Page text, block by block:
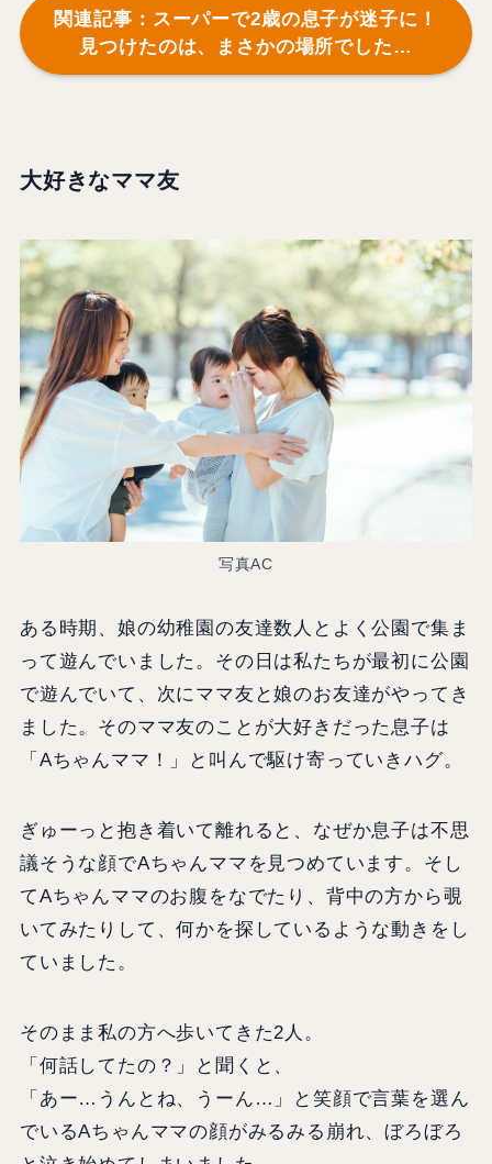
関連記事：スーパーで2歳の息子が迷子に！
見つけたのは、まさかの場所でした…
大好きなママ友
写真AC
ある時期、娘の幼稚園の友達数人とよく公園で集ま
って遊んでいました。その日は私たちが最初に公園
で遊んでいて、次にママ友と娘のお友達がやってき
ました。そのママ友のことが大好きだった息子は
「Aちゃんママ！」と叫んで駆け寄っていきハグ。
ぎゅーっと抱き着いて離れると、なぜか息子は不思
議そうな顔でAちゃんママを見つめています。そし
てAちゃんママのお腹をなでたり、背中の方から覗
いてみたりして、何かを探しているような動きをし
ていました。
そのまま私の方へ歩いてきた2人。
「何話してたの？」と聞くと、
「あー…うんとね、うーん…」と笑顔で言葉を選ん
でいるAちゃんママの顔がみるみる崩れ、ぼろぼろ